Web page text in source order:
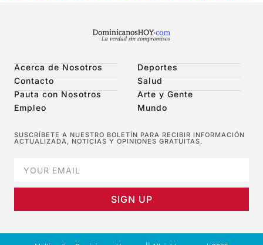
Acerca de Nosotros
Contacto
Pauta con Nosotros
Empleo
Deportes
Salud
Arte y Gente
Mundo
SUSCRÍBETE A NUESTRO BOLETÍN PARA RECIBIR INFORMACIÓN
ACTUALIZADA, NOTICIAS Y OPINIONES GRATUITAS.
SIGN UP